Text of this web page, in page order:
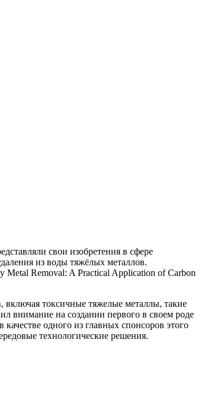
свои изобретения в сфере
из воды тяжёлых металлов.
Metal Removal: A Practical Application of Carbon
включая токсичные тяжелые металлы, такие
внимание на создании первого в своем роде
одного из главных спонсоров этого
технологические решения.